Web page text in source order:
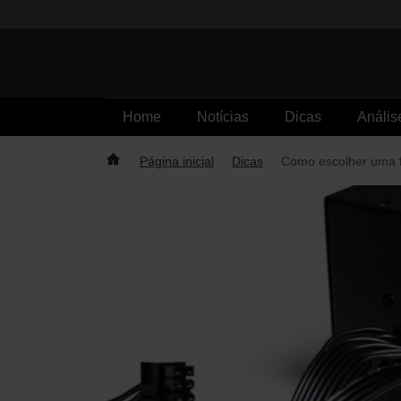
Home Notícias Dicas
Página inicial Dicas Como escolher